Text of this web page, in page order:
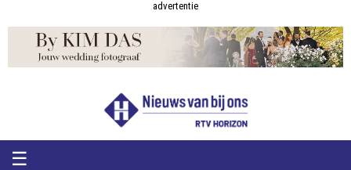
van
advertentie
☰